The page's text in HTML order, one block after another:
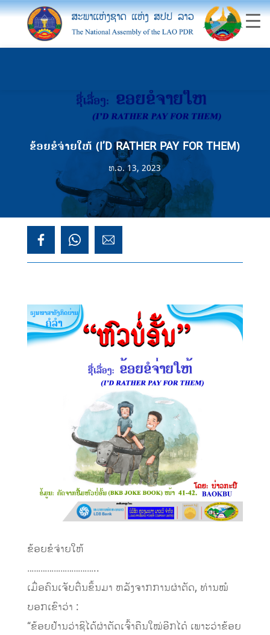
ຂ້ອຍຂໍຈ່າຍໃຫ້ (I’D RATHER PAY FOR THEM)
ທ.ວ. 13, 2023
ຂ້ອຍຂໍຈ່າຍໃຫ້
…………………………..
ເມື່ອຄົນເຈັບຕື່ນຂຶ້ນມາ ຫລັງຈາກການຜ່າຕັດ, ທ່ານໝໍ
ບອກເຂົາວ່າ :
“ຂ້ອຍຢ້ານວ່າຊິໄດ້ຜ່າຕັດເຈົ້າຄືນໃໝ່ອີກໄດ໋ ເພາະວ່າຂ້ອຍ